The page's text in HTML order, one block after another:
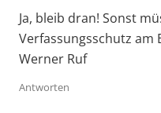
Ja, bleib dran! Sonst
Verfassungsschutz am
Werner Ruf
Antworten